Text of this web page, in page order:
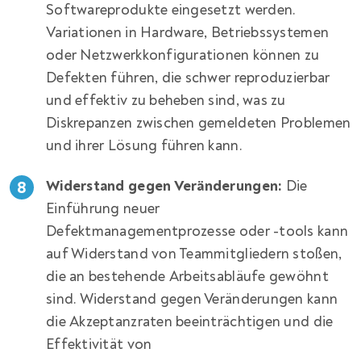
Softwareprodukte eingesetzt werden.
Variationen in Hardware, Betriebssystemen
oder Netzwerkkonfigurationen können zu
Defekten führen, die schwer reproduzierbar
und effektiv zu beheben sind, was zu
Diskrepanzen zwischen gemeldeten Problemen
und ihrer Lösung führen kann.
Widerstand gegen Veränderungen: Die
Einführung neuer
Defektmanagementprozesse oder -tools kann
auf Widerstand von Teammitgliedern stoßen,
die an bestehende Arbeitsabläufe gewöhnt
sind. Widerstand gegen Veränderungen kann
die Akzeptanzraten beeinträchtigen und die
Effektivität von